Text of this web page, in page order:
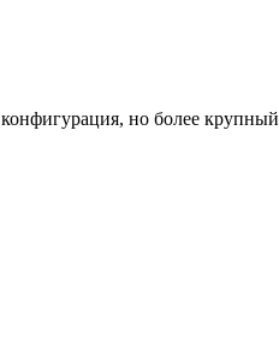
конфигурация, но более